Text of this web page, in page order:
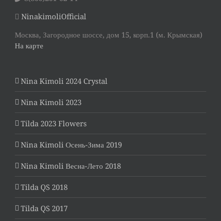
NinakimoliOfficial
Москва, Загородное шоссе, дом 15, корп.1 (м. Крымская)
На карте
Nina Kimoli 2024 Crystal
Nina Kimoli 2023
Tilda 2023 Flowers
Nina Kimoli Осень-Зима 2019
Nina Kimoli Весна-Лето 2018
Tilda QS 2018
Tilda QS 2017